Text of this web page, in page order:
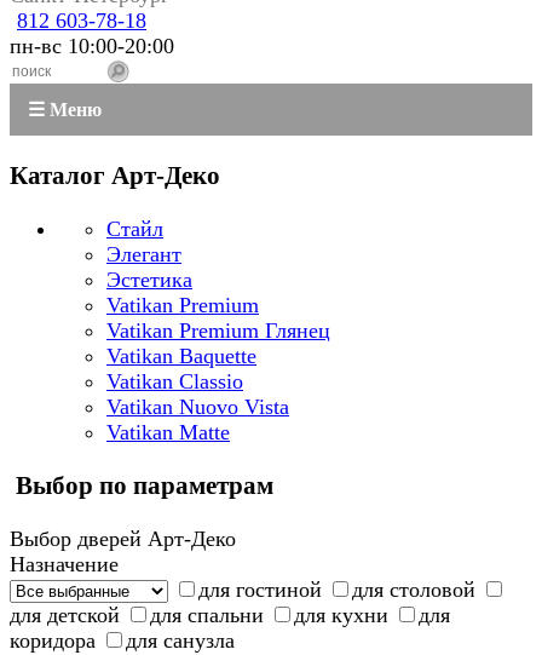
812 603-78-18
пн-вс 10:00-20:00
☰ Меню
Каталог Арт-Деко
Стайл
Элегант
Эстетика
Vatikan Premium
Vatikan Premium Глянец
Vatikan Baquette
Vatikan Classio
Vatikan Nuovo Vista
Vatikan Matte
Выбор по параметрам
Выбор дверей Арт-Деко
Назначение
для гостиной
для столовой
для детской
для спальни для кухни
для
коридора
для санузла